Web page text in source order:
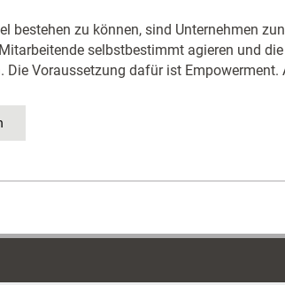
bestehen zu können, sind Unternehmen
selbstbestimmt agieren und
Die Voraussetzung dafür ist Empowerment.